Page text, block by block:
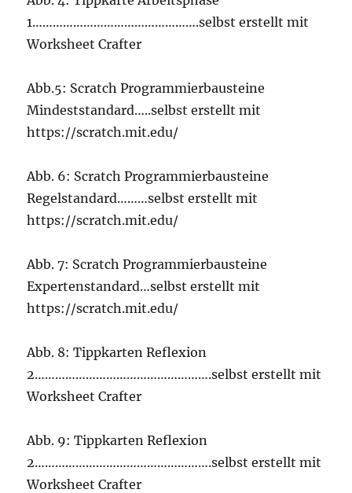
1………………………………………….selbst erstellt mit
Worksheet Crafter
Abb.5: Scratch Programmierbausteine
Mindeststandard…..selbst erstellt mit
https://scratch.mit.edu/
Abb. 6: Scratch Programmierbausteine
Regelstandard………selbst erstellt mit
https://scratch.mit.edu/
Abb. 7: Scratch Programmierbausteine
Expertenstandard…selbst erstellt mit
https://scratch.mit.edu/
Abb. 8: Tippkarten Reflexion
2…………………………………………….selbst erstellt mit
Worksheet Crafter
Abb. 9: Tippkarten Reflexion
2…………………………………………….selbst erstellt mit
Worksheet Crafter